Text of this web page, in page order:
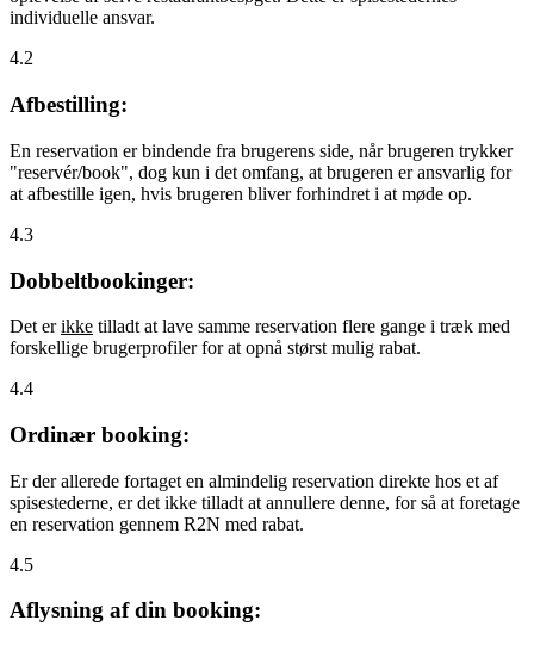
individuelle ansvar.
4.2
Afbestilling:
En reservation er bindende fra brugerens side, når brugeren trykker
"reservér/book", dog kun i det omfang, at brugeren er ansvarlig for
at afbestille igen, hvis brugeren bliver forhindret i at møde op.
4.3
Dobbeltbookinger:
Det erikke tilladt at lave samme reservation flere gange i træk med
forskellige brugerprofiler for at opnå størst mulig rabat.
4.4
Ordinær booking:
Er der allerede fortaget en almindelig reservation direkte hos et af
spisestederne, er det ikke tilladt at annullere denne, for så at foretage
en reservation gennem R2N med rabat.
4.5
Aflysning af din booking: